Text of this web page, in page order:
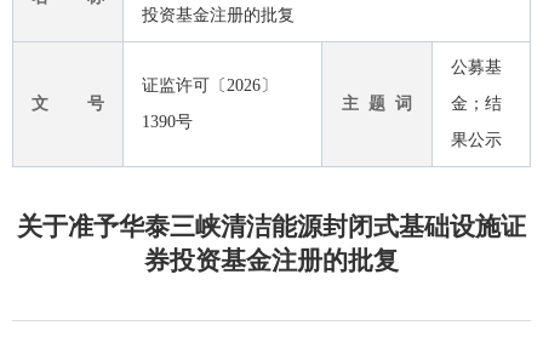
投资基金注册的批复
文 号
证监许可〔2026〕
1390号
主 题 词
公募基
金；结
果公示
关于准予华泰三峡清洁能源封闭式基础设施证
券投资基金注册的批复